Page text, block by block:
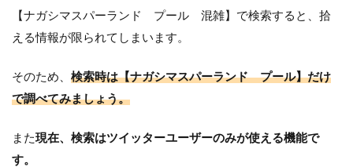
【ナガシマスパーランド プール 混雑】で検索すると、拾
える情報が限られてしまいます。
そのため、 検索時は【ナガシマスパーランド プール】だけ
で調べてみましょう。
また現在、検索はツイッターユーザーのみが使える機能で
す。